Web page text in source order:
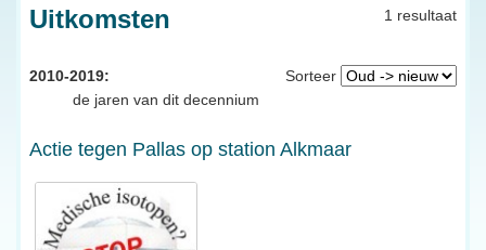
1 resultaat
Uitkomsten
Sorteer
2010-2019:
de jaren van dit decennium
Actie tegen Pallas op station Alkmaar